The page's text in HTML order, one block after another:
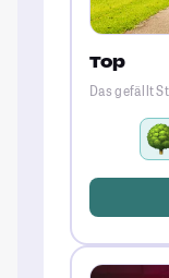
Top
Das gefällt